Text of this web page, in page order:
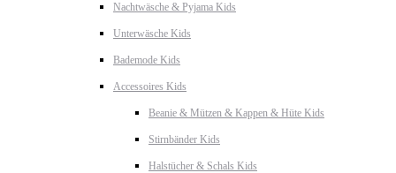
Nachtwäsche & Pyjama Kids
Unterwäsche Kids
Bademode Kids
Accessoires Kids
Beanie & Mützen & Kappen & Hüte Kids
Stirnbänder Kids
Halstücher & Schals Kids